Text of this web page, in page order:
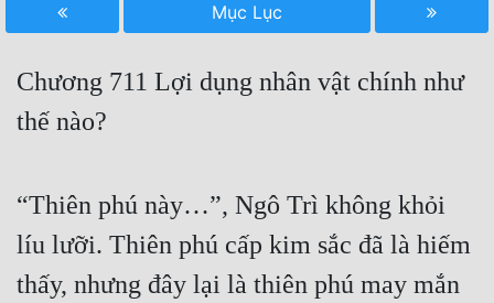
Free
Hậu Cung
Truyện Convert
Truyện Nhập Môn
Truyện ngắn
Xa Lộ Dịch
Mục Lục
Chương 711 Lợi dụng nhân vật chính như
thế nào?
“Thiên phú này…”, Ngô Trì không khỏi
líu lưỡi. Thiên phú cấp kim sắc đã là hiếm
thấy, nhưng đây lại là thiên phú may mắn